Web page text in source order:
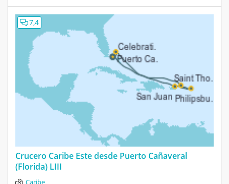
7,4
Crucero Caribe Este desde Puerto Cañaveral
(Florida) LIII
Caribe